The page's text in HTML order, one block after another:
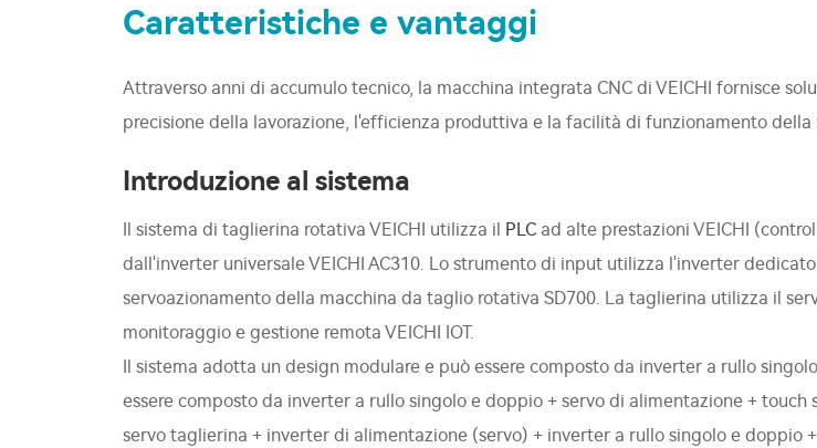
Caratteristiche e vantaggi
Attraverso anni di accumulo tecnico, la macchina integrata CNC di VEICHI fornisce
precisione della lavorazione, l'efficienza produttiva e la facilità di funzionamento
Introduzione al sistema
Il sistema di taglierina rotativa VEICHI utilizza il PLC ad alte prestazioni VEICHI
dall'inverter universale VEICHI AC310. Lo strumento di input utilizza l'inverter
servoazionamento della macchina da taglio rotativa SD700. La taglierina utilizza il
monitoraggio e gestione remota VEICHI IOT.
Il sistema adotta un design modulare e può essere composto da inverter a rullo
essere composto da inverter a rullo singolo e doppio + servo di alimentazione +
servo taglierina + inverter di alimentazione (servo) + inverter a rullo singolo e doppio